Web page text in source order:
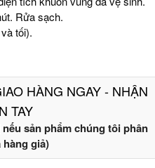
Rửa sạch.
tối).
HÀNG NGAY - NHẬN
TAY
sản phẩm chúng tôi phân
giả)